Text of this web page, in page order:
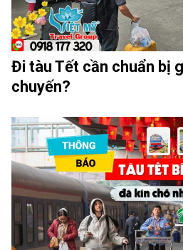
Đi tàu Tết cần chuẩn bị
chuyến?